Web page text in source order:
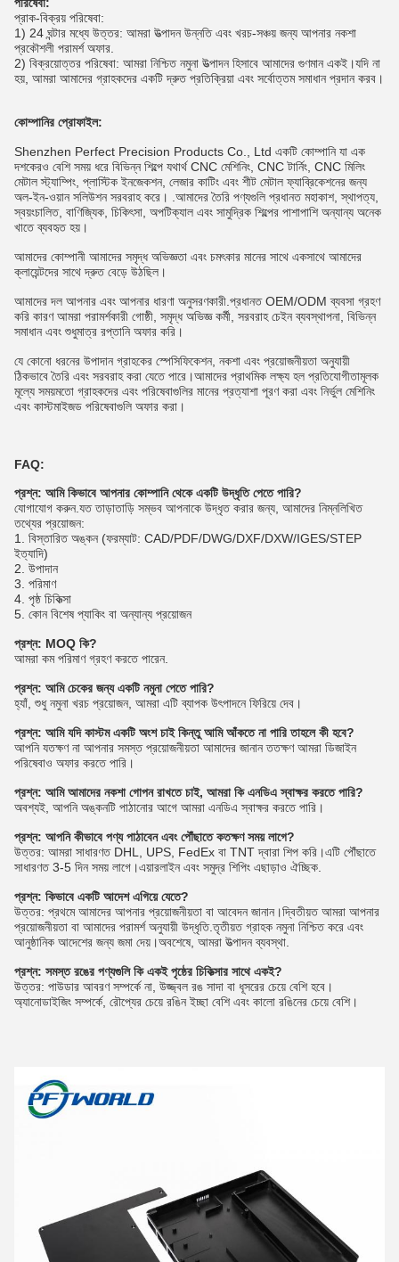
প্রাক-বিক্রয় পরিষেবা:
1) 24 ঘন্টার মধ্যে উত্তর: আমরা উত্পাদন উন্নতি এবং খরচ-সঞ্চয় জন্য আপনার নকশা
প্রকৌশলী পরামর্শ অফার.
2) বিক্রয়োত্তর পরিষেবা: আমরা নিশ্চিত নমুনা উত্পাদন হিসাবে আমাদের গুণমান একই।যদি না
হয়, আমরা আমাদের গ্রাহকদের একটি দ্রুত প্রতিক্রিয়া এবং সর্বোত্তম সমাধান প্রদান করব।
কোম্পানির প্রোফাইল:
Shenzhen Perfect Precision Products Co., Ltd একটি কোম্পানি যা এক
দশকেরও বেশি সময় ধরে বিভিন্ন শিল্পে যথার্থ CNC মেশিনিং, CNC টার্নিং, CNC মিলিং
মেটাল স্ট্যাম্পিং, প্লাস্টিক ইনজেকশন, লেজার কাটিং এবং শীট মেটাল ফ্যাব্রিকেশনের জন্য
অল-ইন-ওয়ান সলিউশন সরবরাহ করে। .আমাদের তৈরি পণ্যগুলি প্রধানত মহাকাশ, স্থাপত্য,
স্বয়ংচালিত, বাণিজ্যিক, চিকিৎসা, অপটিক্যাল এবং সামুদ্রিক শিল্পের পাশাপাশি অন্যান্য অনেক
খাতে ব্যবহৃত হয়।
আমাদের কোম্পানী আমাদের সমৃদ্ধ অভিজ্ঞতা এবং চমৎকার মানের সাথে একসাথে আমাদের
ক্লায়েন্টদের সাথে দ্রুত বেড়ে উঠছিল।
আমাদের দল আপনার এবং আপনার ধারণা অনুসরণকারী.প্রধানত OEM/ODM ব্যবসা গ্রহণ
করি কারণ আমরা পরামর্শকারী গোষ্ঠী, সমৃদ্ধ অভিজ্ঞ কর্মী, সরবরাহ চেইন ব্যবস্থাপনা, বিভিন্ন
সমাধান এবং শুধুমাত্র রপ্তানি অফার করি।
যে কোনো ধরনের উপাদান গ্রাহকের স্পেসিফিকেশন, নকশা এবং প্রয়োজনীয়তা অনুযায়ী
ঠিকভাবে তৈরি এবং সরবরাহ করা যেতে পারে।আমাদের প্রাথমিক লক্ষ্য হল প্রতিযোগীতামূলক
মূল্যে সময়মতো গ্রাহকদের এবং পরিষেবাগুলির মানের প্রত্যাশা পূরণ করা এবং নির্ভুল মেশিনিং
এবং কাস্টমাইজড পরিষেবাগুলি অফার করা।
FAQ:
প্রশ্ন: আমি কিভাবে আপনার কোম্পানি থেকে একটি উদ্ধৃতি পেতে পারি?
যোগাযোগ করুন.যত তাড়াতাড়ি সম্ভব আপনাকে উদ্ধৃত করার জন্য, আমাদের নিম্নলিখিত
তথ্যের প্রয়োজন:
1. বিস্তারিত অঙ্কন (ফরম্যাট: CAD/PDF/DWG/DXF/DXW/IGES/STEP
ইত্যাদি)
2. উপাদান
3. পরিমাণ
4. পৃষ্ঠ চিকিত্সা
5. কোন বিশেষ প্যাকিং বা অন্যান্য প্রয়োজন
প্রশ্ন: MOQ কি?
আমরা কম পরিমাণ গ্রহণ করতে পারেন.
প্রশ্ন: আমি চেকের জন্য একটি নমুনা পেতে পারি?
হ্যাঁ, শুধু নমুনা খরচ প্রয়োজন, আমরা এটি ব্যাপক উৎপাদনে ফিরিয়ে দেব।
প্রশ্ন: আমি যদি কাস্টম একটি অংশ চাই কিন্তু আমি আঁকতে না পারি তাহলে কী হবে?
আপনি যতক্ষণ না আপনার সমস্ত প্রয়োজনীয়তা আমাদের জানান ততক্ষণ আমরা ডিজাইন
পরিষেবাও অফার করতে পারি।
প্রশ্ন: আমি আমাদের নকশা গোপন রাখতে চাই, আমরা কি এনডিএ স্বাক্ষর করতে পারি?
অবশ্যই, আপনি অঙ্কনটি পাঠানোর আগে আমরা এনডিএ স্বাক্ষর করতে পারি।
প্রশ্ন: আপনি কীভাবে পণ্য পাঠাবেন এবং পৌঁছাতে কতক্ষণ সময় লাগে?
উত্তর: আমরা সাধারণত DHL, UPS, FedEx বা TNT দ্বারা শিপ করি।এটি পৌঁছাতে
সাধারণত 3-5 দিন সময় লাগে।এয়ারলাইন এবং সমুদ্র শিপিং এছাড়াও ঐচ্ছিক.
প্রশ্ন: কিভাবে একটি আদেশ এগিয়ে যেতে?
উত্তর: প্রথমে আমাদের আপনার প্রয়োজনীয়তা বা আবেদন জানান।দ্বিতীয়ত আমরা আপনার
প্রয়োজনীয়তা বা আমাদের পরামর্শ অনুযায়ী উদ্ধৃতি.তৃতীয়ত গ্রাহক নমুনা নিশ্চিত করে এবং
আনুষ্ঠানিক আদেশের জন্য জমা দেয়।অবশেষে, আমরা উত্পাদন ব্যবস্থা.
প্রশ্ন: সমস্ত রঙের পণ্যগুলি কি একই পৃষ্ঠের চিকিত্সার সাথে একই?
উত্তর: পাউডার আবরণ সম্পর্কে না, উজ্জ্বল রঙ সাদা বা ধূসরের চেয়ে বেশি হবে।
অ্যানোডাইজিং সম্পর্কে, রৌপ্যের চেয়ে রঙিন ইচ্ছা বেশি এবং কালো রঙিনের চেয়ে বেশি।